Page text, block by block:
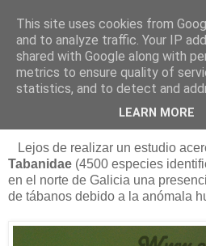
Está de pinga
19/8/12
Los tábanos autumnalis
Lejos de realizar un estudio
Tabanidae (4500 especies
en el norte de Galicia una
de tábanos debido a la anómala
This site uses cookies from
and to analyze traffic. Your IP
shared with Google along with
metrics to ensure quality of
statistics, and to detect and
LEARN MORE